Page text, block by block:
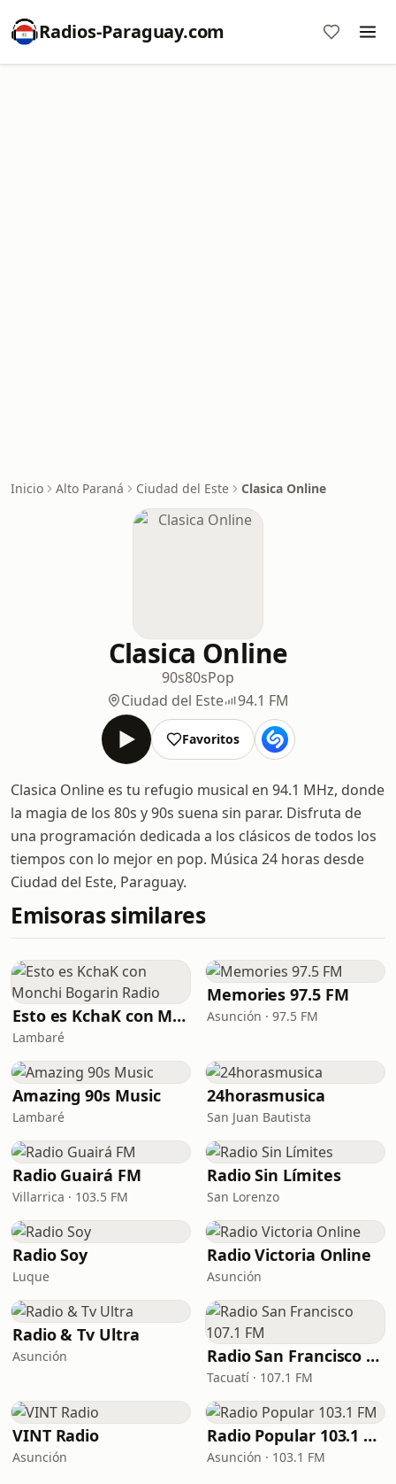
Radios-Paraguay.com
Inicio Alto Paraná Ciudad del Este Clasica Online
Clasica Online
90s80sPop
Ciudad del Este
94.1 FM
Favoritos
Clasica Online es tu refugio musical en 94.1 MHz, donde
la magia de los 80s y 90s suena sin parar. Disfruta de
una programación dedicada a los clásicos de todos los
tiempos con lo mejor en pop. Música 24 horas desde
Ciudad del Este, Paraguay.
Emisoras similares
Esto es KchaK con Monchi Bogarin Radio
Lambaré
Memories 97.5 FM
Asunción · 97.5 FM
Amazing 90s Music
Lambaré
24horasmusica
San Juan Bautista
Radio Guairá FM
Villarrica · 103.5 FM
Radio Sin Límites
San Lorenzo
Radio Soy
Luque
Radio Victoria Online
Asunción
Radio & Tv Ultra
Asunción Radio San Francisco 107.1 FM
Tacuatí · 107.1 FM
VINT Radio
Asunción
Radio Popular 103.1 FM
Asunción · 103.1 FM